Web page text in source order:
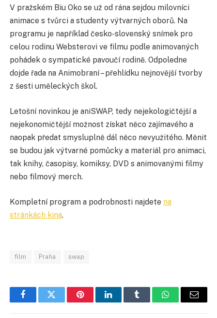
V pražském Biu Oko se už od rána sejdou milovníci
animace s tvůrci a studenty výtvarných oborů. Na
programu je například česko-slovenský snímek pro
celou rodinu Websterovi ve filmu podle animovaných
pohádek o sympatické pavoučí rodině. Odpoledne
dojde řada na Animobraní – přehlídku nejnovější tvorby
z šesti uměleckých škol.
Letošní novinkou je aniSWAP, tedy nejekologičtější a
nejekonomičtější možnost získat něco zajímavého a
naopak předat smysluplně dál něco nevyužitého. Měnit
se budou jak výtvarné pomůcky a materiál pro animaci,
tak knihy, časopisy, komiksy, DVD s animovanými filmy
nebo filmový merch.
Kompletní program a podrobnosti najdete na
stránkách kina.
film Praha swap
FacebookTwitter PinterestLinkedInTumblr WhatsApp
E-